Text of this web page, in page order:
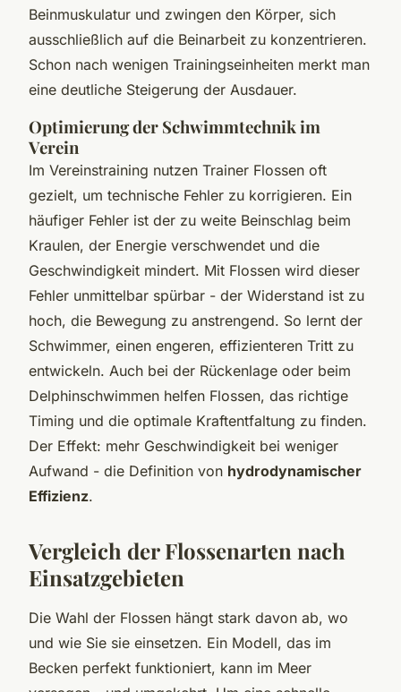
Beinmuskulatur und zwingen den Körper, sich
ausschließlich auf die Beinarbeit zu konzentrieren.
Schon nach wenigen Trainingseinheiten merkt man
eine deutliche Steigerung der Ausdauer.
Optimierung der Schwimmtechnik im
Verein
Im Vereinstraining nutzen Trainer Flossen oft
gezielt, um technische Fehler zu korrigieren. Ein
häufiger Fehler ist der zu weite Beinschlag beim
Kraulen, der Energie verschwendet und die
Geschwindigkeit mindert. Mit Flossen wird dieser
Fehler unmittelbar spürbar - der Widerstand ist zu
hoch, die Bewegung zu anstrengend. So lernt der
Schwimmer, einen engeren, effizienteren Tritt zu
entwickeln. Auch bei der Rückenlage oder beim
Delphinschwimmen helfen Flossen, das richtige
Timing und die optimale Kraftentfaltung zu finden.
Der Effekt: mehr Geschwindigkeit bei weniger
Aufwand - die Definition von hydrodynamischer
Effizienz.
Vergleich der Flossenarten nach
Einsatzgebieten
Die Wahl der Flossen hängt stark davon ab, wo
und wie Sie sie einsetzen. Ein Modell, das im
Becken perfekt funktioniert, kann im Meer